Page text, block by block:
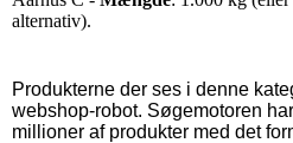
alternativ).
Produkterne der ses i denne
webshop-robot. Søgemotoren
millioner af produkter med det